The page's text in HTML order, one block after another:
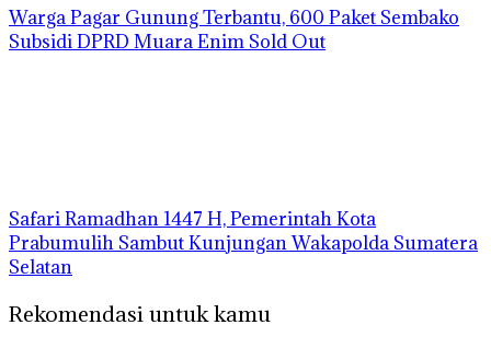
Warga Pagar Gunung Terbantu, 600 Paket Sembako
Subsidi DPRD Muara Enim Sold Out
Safari Ramadhan 1447 H, Pemerintah Kota
Prabumulih Sambut Kunjungan Wakapolda Sumatera
Selatan
Rekomendasi untuk kamu